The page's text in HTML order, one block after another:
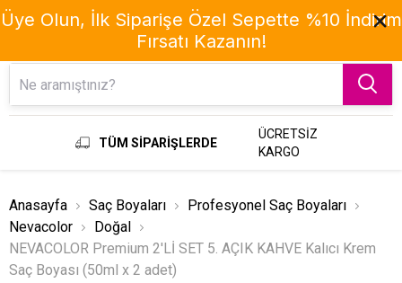
TÜM SİPARİŞLERDE
ÜCRETSİZ
KARGO
Anasayfa Saç Boyaları
Profesyonel Saç Boyaları
Nevacolor
Doğal
NEVACOLOR Premium 2'Lİ SET 5. AÇIK KAHVE Kalıcı Krem
Saç Boyası (50ml x 2 adet)
Üye Olun, İlk Siparişe Özel Sepette %10 İndirim
Fırsatı Kazanın!